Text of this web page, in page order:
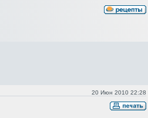
20 Июн 2010 22:28